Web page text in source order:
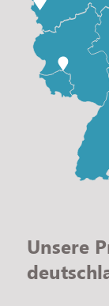
Unsere